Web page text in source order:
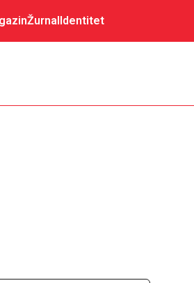
ŽurnalIdentitet